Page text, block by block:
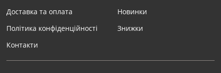
Доставка та оплата
Політика конфіденційності
Контакти
Новинки
Знижки